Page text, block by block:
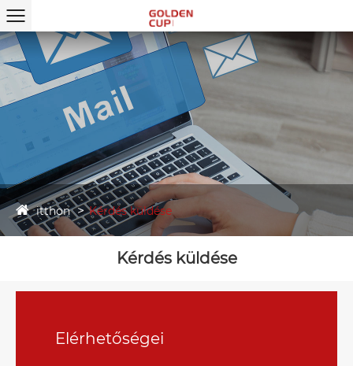
itthon Kérdés küldése
Kérdés küldése
Elérhetőségei